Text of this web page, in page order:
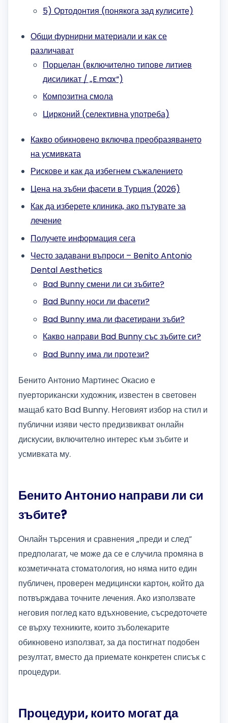
5) Ортодонтия (понякога зад кулисите)
Общи фурнирни материали и как се
различават
Порцелан (включително типове литиев
дисиликат / „E.max“)
Композитна смола
Цирконий (селективна употреба)
Какво обикновено включва преобразяването
на усмивката
Рискове и как да избегнем съжалението
Цена на зъбни фасети в Турция (2026)
Как да изберете клиника, ако пътувате за
лечение
Получете информация сега
Често задавани въпроси – Benito Antonio
Dental Aesthetics
Bad Bunny смени ли си зъбите?
Bad Bunny носи ли фасети?
Bad Bunny има ли фасетирани зъби?
Какво направи Bad Bunny със зъбите си?
Bad Bunny има ли протези?
Бенито Антонио Мартинес Окасио е
пуерторикански художник, известен в световен
мащаб като Bad Bunny. Неговият избор на стил и
публични изяви често предизвикват онлайн
дискусии, включително интерес към зъбите и
усмивката му.
Бенито Антонио направи ли си
зъбите?
Онлайн търсения и сравнения „преди и след“
предполагат, че може да се е случила промяна в
козметичната стоматология, но няма нито един
публичен, проверен медицински картон, който да
потвърждава точните лечения. Ако използвате
неговия поглед като вдъхновение, съсредоточете
се върху техниките, които зъболекарите
обикновено използват, за да постигнат подобен
резултат, вместо да приемате конкретен списък с
процедури.
Процедури, които могат да